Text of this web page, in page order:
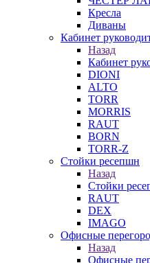
Кресла
Диваны
Кабинет
Назад
Кабинет
DIONI
ALTO
TORR
MORRIS
RAUT
BORN
TORR-Z
Стойки ресепшн
Назад
Стойки
RAUT
DEX
IMAGO
Офисные
Назад
Офисные